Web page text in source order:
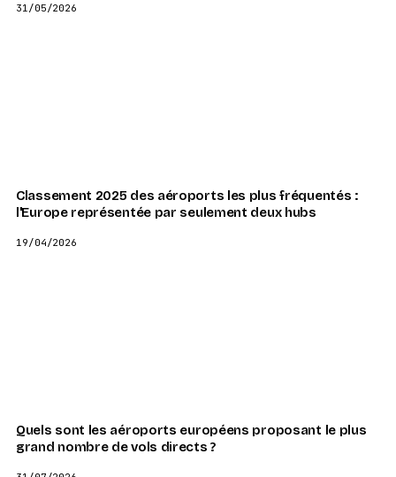
31/05/2026
Classement 2025 des aéroports les plus fréquentés :
l'Europe représentée par seulement deux hubs
19/04/2026
Quels sont les aéroports européens proposant le plus
grand nombre de vols directs ?